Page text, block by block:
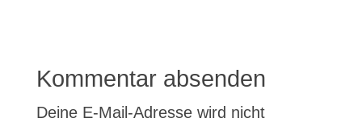
Kommentar absenden
Deine E-Mail-Adresse wird nicht